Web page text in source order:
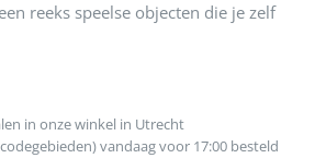
reeks speelse objecten die je zelf
in onze winkel in Utrecht
vandaag voor 17:00 besteld